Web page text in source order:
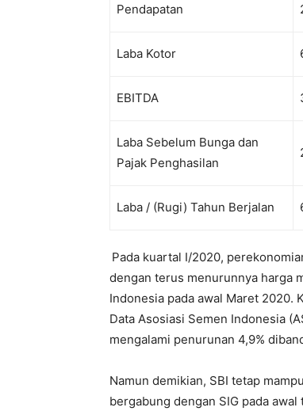
Pendapatan
Laba Kotor
EBITDA
Laba Sebelum Bunga dan
Pajak Penghasilan
Laba / (Rugi) Tahun Berjalan
Pada kuartal I/2020,
dengan terus menurunnya harga
Indonesia pada awal Maret
Data Asosiasi Semen Indonesia
mengalami penurunan 4,9%
Namun demikian, SBI tetap
bergabung dengan SIG pada awal